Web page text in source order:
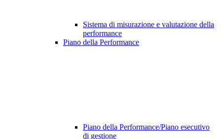
Sistema di misurazione e valutazione della
performance
Piano della Performance
Piano della Performance/Piano esecutivo
di gestione